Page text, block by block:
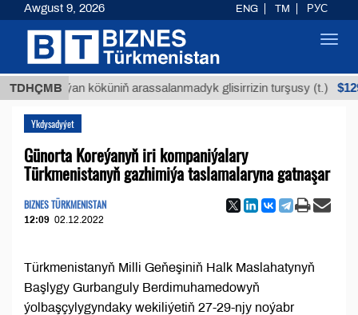
TDHÇMB
Buýan köküniň arassalanmadyk glisirrizin turşusy (t.) $12935,18
Ykdysadyýet
Günorta Koreýanyň iri kompaniýalary
Türkmenistanyň gazhimiýa taslamalaryna gatnaşar
BIZNES TÜRKMENISTAN
12:09 02.12.2022
Türkmenistanyň Milli Geňeşiniň Halk Maslahatynyň
Başlygy Gurbanguly Berdimuhamedowyň
ýolbaşçylygyndaky wekiliýetiň 27-29-njy noýabr
Awgust 9, 2026 ENG TM РУС